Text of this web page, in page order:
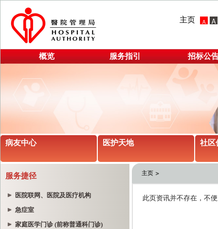
主页
概览 服务指引 招标公
病友中心 医护天地 社区
服务捷径
医院联网、医院及医疗机构
急症室
家庭医学门诊 (前称普通科门诊)
主页